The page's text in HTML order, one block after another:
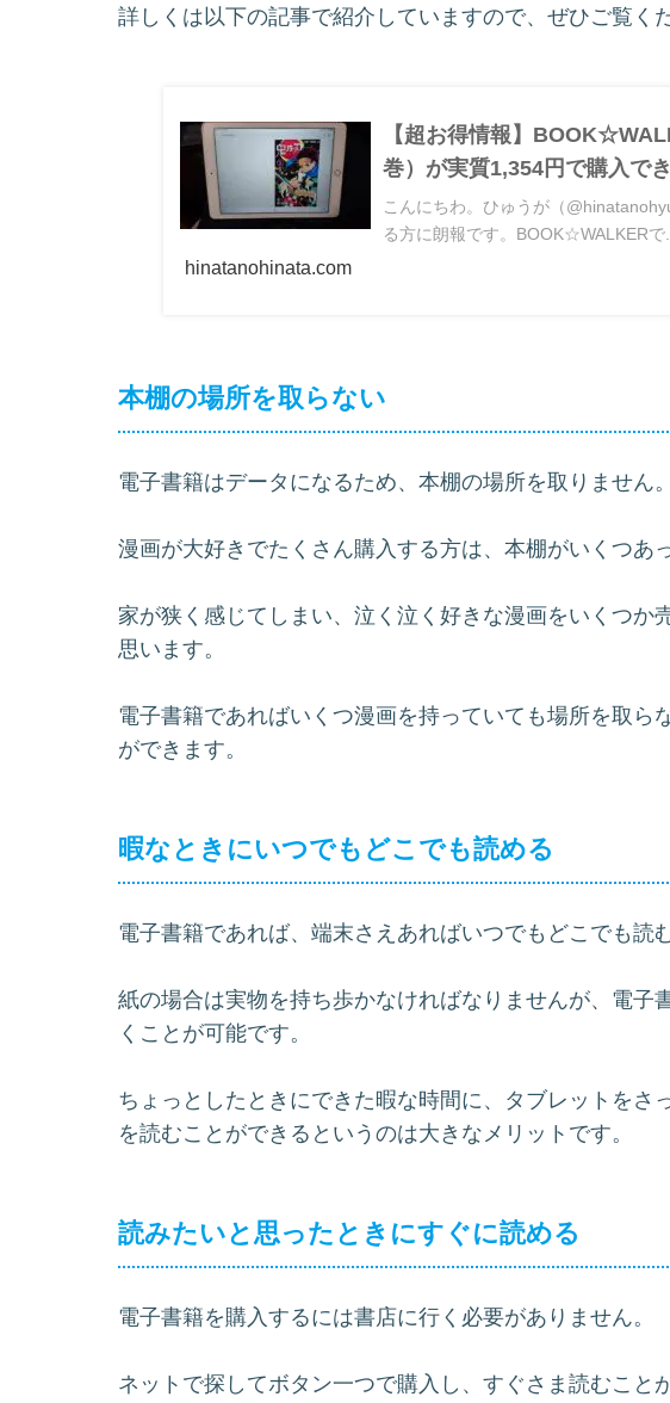
詳しくは以下の記事で紹介していますので、ぜひご覧く
【超お得情報】
巻）が実質1,354円で購入で
こんにちわ。ひゅうが（
る方に朗報です。BOOK☆WALKERで...
hinatanohinata.com
本棚の場所を取らない
電子書籍はデータになるため、本棚の場所を取りません。
漫画が大好きでたくさん購入する方は、本棚がいくつあ
家が狭く感じてしまい、泣く泣く好きな漫画をいくつか
思います。
電子書籍であればいくつ漫画を持っていても場所を取ら
ができます。
暇なときにいつでもどこでも読める
電子書籍であれば、端末さえあればいつでもどこでも読
紙の場合は実物を持ち歩かなければなりませんが、電子
くことが可能です。
ちょっとしたときにできた暇な時間に、タブレットをさ
を読むことができるというのは大きなメリットです。
読みたいと思ったときにすぐに読める
電子書籍を購入するには書店に行く必要がありません。
ネットで探してボタン一つで購入し、すぐさま読むこと